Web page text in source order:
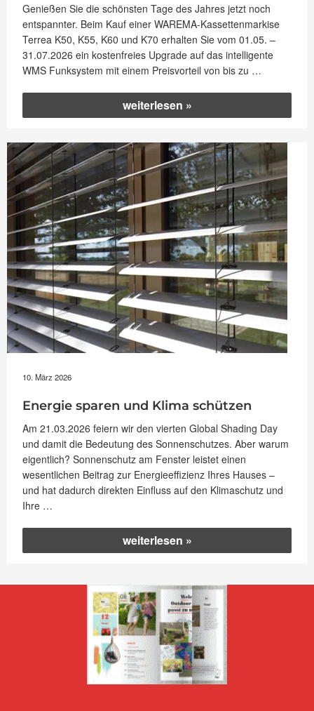
Genießen Sie die schönsten Tage des Jahres jetzt noch
entspannter. Beim Kauf einer WAREMA-Kassettenmarkise
Terrea K50, K55, K60 und K70 erhalten Sie vom 01.05. –
31.07.2026 ein kostenfreies Upgrade auf das intelligente
WMS Funksystem mit einem Preisvorteil von bis zu …
„Mehr
drin.
Smarte
Preisvorteile
für
WAREMA
Kassetten-
Markisen“
weiterlesen
10. März 2026
Energie sparen und Klima schützen
Am 21.03.2026 feiern wir den vierten Global Shading Day
und damit die Bedeutung des Sonnenschutzes. Aber warum
eigentlich? Sonnenschutz am Fenster leistet einen
wesentlichen Beitrag zur Energieeffizienz Ihres Hauses –
und hat dadurch direkten Einfluss auf den Klimaschutz und
Ihre …
„Energie
sparen
schützen“
weiterlesen